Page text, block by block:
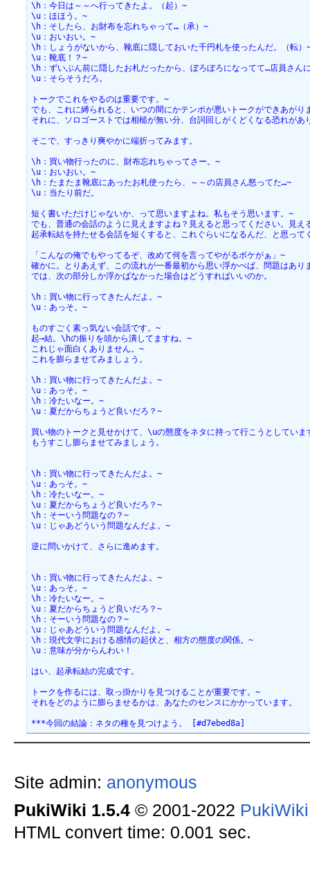
\h：今日は～～へ行ってきたよ。（起）~
\u：ほほう。~
\h：そしたら、お財布を忘れちゃって…（承）~
\u：おいおい。~
\h：しょうがないから、靴底に隠しておいた千円札を使ったんだ。（転）
\u：靴底！？~
\h：ずいぶん前に隠したお札だったから、ぼろぼろになってて…店員さん
\u：そらそうだろ。
トークでこれをやるのは重要です。~
でも、これに縛られると、いつの間にかテンポが悪いトークができあが
それに、ソロゴーストでは相槌が無い分、台詞回しがくどくなる恐れが
そこで、すっきり爽やかに端折ってみます。
\h：買い物行ったのに、財布忘れちゃってさー。~
\u：おいおい。~
\h：たまたま靴底にあったお札使ったら、～～の店員さん怒ってた…~
\u：当たり前だ。
短く書いただけじゃないか、って思いますよね。私もそう思います。~
でも、普通の会話のように見えますよね？見えると思ってください。見え
起承転結を持たせる会話を短くすると、これぐらいになるんだ、と思って
「こんなの俺でもやってるぞ、改めて何を言ってやがるボケがぁ」~
確かに。とりあえず、この流れが一番最初から思い浮かべば、問題はあり
では、次の部分しか浮かばなかった場合はどうすればいいのか。
\h：買い物に行ってきたんだよ。~
\u：あっそ。~
ものすごく素っ気ない会話です。~
起→結。\hの振りを頭から潰してますね。~
これじゃ面白くありません。~
これを膨らませてみましょう。
\h：買い物に行ってきたんだよ。~
\u：あっそ。~
\h：冷たいなー。~
\u：夏だからちょうど良いだろ？~
買い物のトークと見せかけて、\uの態度をネタに持って行こうとしていま
もうすこし膨らませてみましょう。
\h：買い物に行ってきたんだよ。~
\u：あっそ。~
\h：冷たいなー。~
\u：夏だからちょうど良いだろ？~
\h：そーいう問題なの？~
\u：じゃあどういう問題なんだよ。~
逆に問いかけて、さらに進めます。
\h：買い物に行ってきたんだよ。~
\u：あっそ。~
\h：冷たいなー。~
\u：夏だからちょうど良いだろ？~
\h：そーいう問題なの？~
\u：じゃあどういう問題なんだよ。~
\h：現代文学における感情の起伏と、相方の態度の関係。~
\u：意味が分からんわい！
はい、起承転結の完成です。
トークを作るには、取っ掛かりを見つけることが重要です。~
それをどのように膨らませるかは、あなたのセンスにかかっています。
***今回の結論：ネタの種を見つけよう。 [#d7ebed8a]
Site admin: anonymous
PukiWiki 1.5.4© 2001-2022
HTML convert time: 0.001 sec.